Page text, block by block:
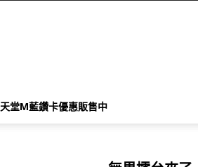
天堂M藍鑽卡優惠販售中